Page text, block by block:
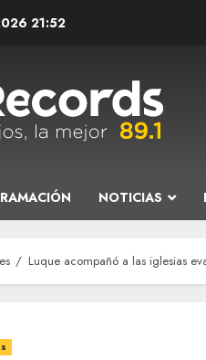
21:52
NOTICIAS
Luque acompañó a las iglesias